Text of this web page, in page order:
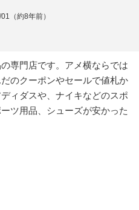
（約8年前）
専門店です。アメ横ならでは
のクーポンやセールで値札か
ィダスや、ナイキなどのスポ
ツ用品、シューズが安かった